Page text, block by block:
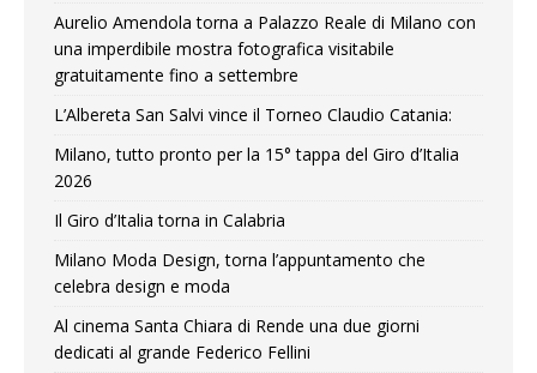
Aurelio Amendola torna a Palazzo Reale di Milano con
una imperdibile mostra fotografica visitabile
gratuitamente fino a settembre
L’Albereta San Salvi vince il Torneo Claudio Catania:
Milano, tutto pronto per la 15° tappa del Giro d’Italia
2026
Il Giro d’Italia torna in Calabria
Milano Moda Design, torna l’appuntamento che
celebra design e moda
Al cinema Santa Chiara di Rende una due giorni
dedicati al grande Federico Fellini